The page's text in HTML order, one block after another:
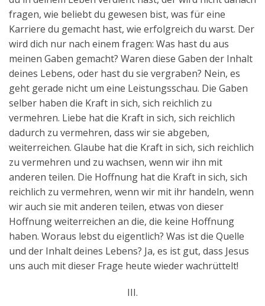
fragen, wie beliebt du gewesen bist, was für eine
Karriere du gemacht hast, wie erfolgreich du warst. Der
wird dich nur nach einem fragen: Was hast du aus
meinen Gaben gemacht? Waren diese Gaben der Inhalt
deines Lebens, oder hast du sie vergraben? Nein, es
geht gerade nicht um eine Leistungsschau. Die Gaben
selber haben die Kraft in sich, sich reichlich zu
vermehren. Liebe hat die Kraft in sich, sich reichlich
dadurch zu vermehren, dass wir sie abgeben,
weiterreichen. Glaube hat die Kraft in sich, sich reichlich
zu vermehren und zu wachsen, wenn wir ihn mit
anderen teilen. Die Hoffnung hat die Kraft in sich, sich
reichlich zu vermehren, wenn wir mit ihr handeln, wenn
wir auch sie mit anderen teilen, etwas von dieser
Hoffnung weiterreichen an die, die keine Hoffnung
haben. Woraus lebst du eigentlich? Was ist die Quelle
und der Inhalt deines Lebens? Ja, es ist gut, dass Jesus
uns auch mit dieser Frage heute wieder wachrüttelt!
III.